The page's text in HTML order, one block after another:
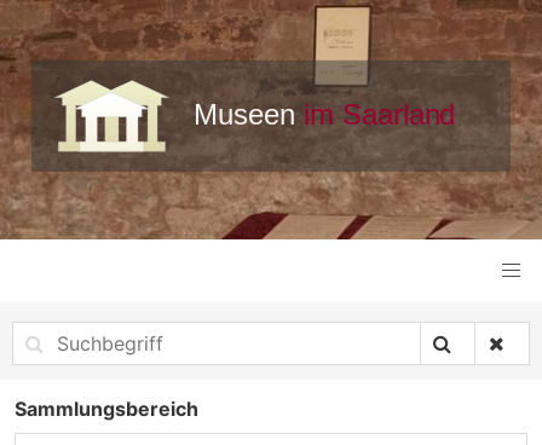
Sammlungsbereich